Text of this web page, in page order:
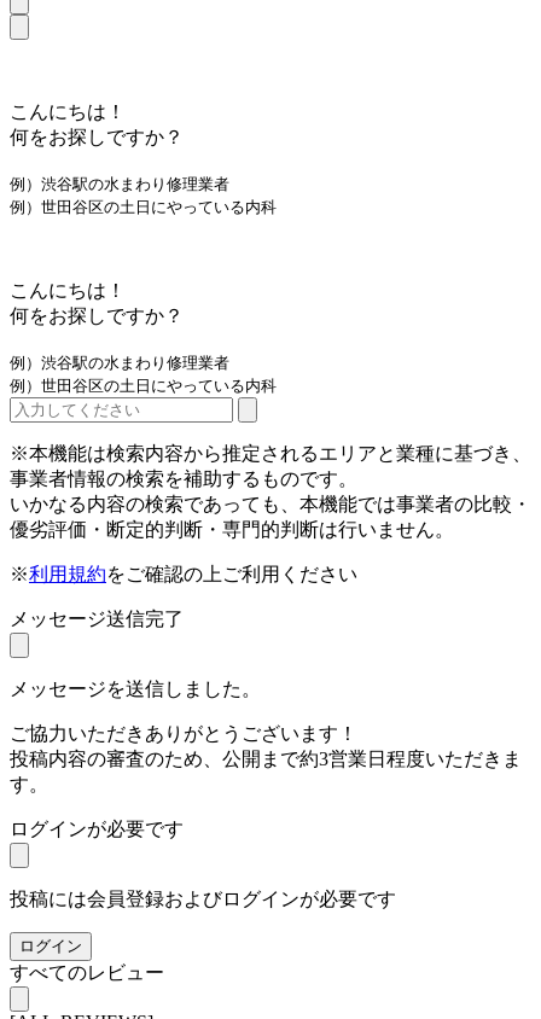
こんにちは！
何をお探しですか？
例）渋谷駅の水まわり修理業者
例）世田谷区の土日にやっている内科
こんにちは！
何をお探しですか？
例）渋谷駅の水まわり修理業者
例）世田谷区の土日にやっている内科
※本機能は検索内容から推定されるエリアと業種に基づき、
事業者情報の検索を補助するものです。
いかなる内容の検索であっても、本機能では事業者の比較・
優劣評価・断定的判断・専門的判断は行いません。
※利用規約をご確認の上ご利用ください
メッセージ送信完了
メッセージを送信しました。
ご協力いただきありがとうございます！
投稿内容の審査のため、公開まで約3営業日程度いただきま
す。
ログインが必要です
投稿には会員登録およびログインが必要です
ログイン
すべてのレビュー